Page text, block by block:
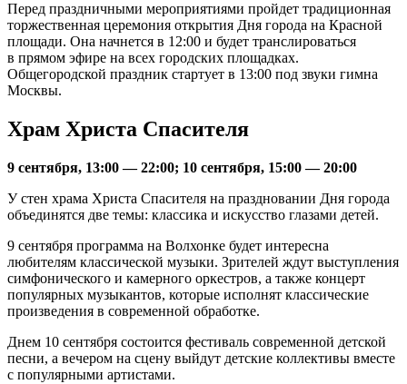
Перед праздничными мероприятиями пройдет традиционная
торжественная церемония открытия Дня города на Красной
площади. Она начнется в 12:00 и будет транслироваться
в прямом эфире на всех городских площадках.
Общегородской праздник стартует в 13:00 под звуки гимна
Москвы.
Храм Христа Спасителя
9 сентября, 13:00 — 22:00; 10 сентября, 15:00 — 20:00
У стен храма Христа Спасителя на праздновании Дня города
объединятся две темы: классика и искусство глазами детей.
9 сентября программа на Волхонке будет интересна
любителям классической музыки. Зрителей ждут выступления
симфонического и камерного оркестров, а также концерт
популярных музыкантов, которые исполнят классические
произведения в современной обработке.
Днем 10 сентября состоится фестиваль современной детской
песни, а вечером на сцену выйдут детские коллективы вместе
с популярными артистами.